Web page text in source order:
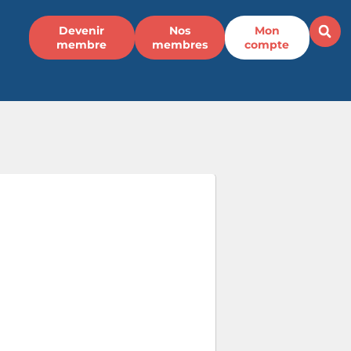
Devenir
membre
Nos
membres
Mon
compte